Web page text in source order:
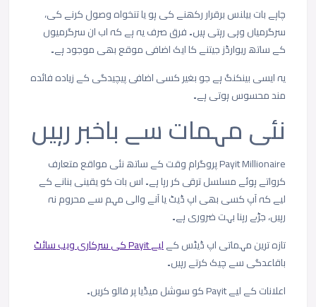
چاہےباتبیلنسبرقراررکھنےکیہویاتنخواہوصولکرنےکی،
سرگرمیاںوہیرہتیہیں۔فرقصرفیہہےکہابانسرگرمیوں
کےساتھریوارڈزجیتنےکاایکاضافیموقعبھیموجودہے۔
یہایسیبینکنگہےجوبغیرکسیاضافیپیچیدگیکےزیادہفائدہ
مندمحسوسہوتیہے۔
نئیمہماتسےباخبررہیں
Payit Millionaire پروگرام وقتکےساتھنئیمواقعمتعارف
کرواتےہوئےمسلسلترقیکررہاہے۔اسباتکویقینیبنانےکے
لیےکہآپکسیبھیاپڈیٹیاآنےوالیمہمسےمحرومنہ
رہیں،جڑےرہنابہتضروریہے۔
تازہترینمہماتیاپڈیٹسکےلیےPayit کیسرکاریویبسائٹ
باقاعدگیسےچیککرتےرہیں۔
اعلاناتکےلیےPayit کوسوشلمیڈیاپرفالوکریں۔